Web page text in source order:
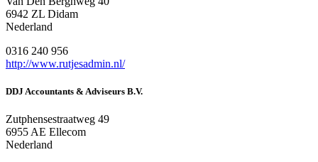
6942 ZL Didam
Nederland
0316 240 956
http://www.rutjesadmin.nl/
DDJ Accountants & Adviseurs B.V.
Zutphensestraatweg 49
6955 AE Ellecom
Nederland